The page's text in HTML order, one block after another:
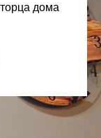
дома